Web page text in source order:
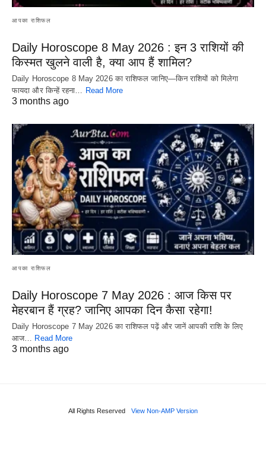
आपका राशिफल
Daily Horoscope 8 May 2026 : इन 3 राशियों की
किस्मत खुलने वाली है, क्या आप हैं शामिल?
Daily Horoscope 8 May 2026 का राशिफल जानिए—किन राशियों को मिलेगा
फायदा और किन्हें रहना… Read More
3 months ago
आपका राशिफल
Daily Horoscope 7 May 2026 : आज किस पर
मेहरबान हैं ग्रह? जानिए आपका दिन कैसा रहेगा!
Daily Horoscope 7 May 2026 का राशिफल पढ़ें और जानें आपकी राशि के लिए
आज… Read More
3 months ago
All Rights Reserved View Non-AMP Version